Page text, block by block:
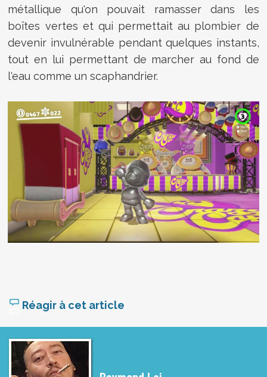
métallique qu'on pouvait ramasser dans les
boîtes vertes et qui permettait au plombier de
devenir invulnérable pendant quelques instants,
tout en lui permettant de marcher au fond de
l'eau comme un scaphandrier.
Réagir à cet article